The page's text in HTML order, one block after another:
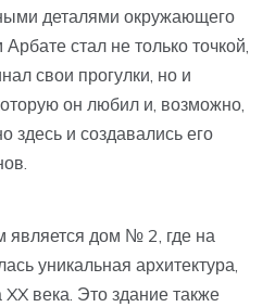
деталями окружающего
стал не только точкой,
свои прогулки, но и
он любил и, возможно,
здесь и создавались его
дом № 2, где на
уникальная архитектура,
века. Это здание также